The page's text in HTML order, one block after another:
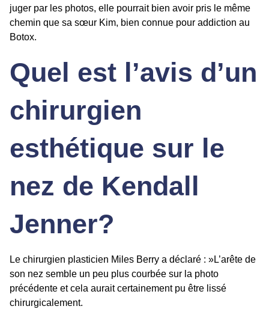
juger par les photos, elle pourrait bien avoir pris le même
chemin que sa sœur Kim, bien connue pour addiction au
Botox.
Quel est l’avis d’un
chirurgien
esthétique sur le
nez de Kendall
Jenner?
Le chirurgien plasticien Miles Berry a déclaré : »L’arête de
son nez semble un peu plus courbée sur la photo
précédente et cela aurait certainement pu être lissé
chirurgicalement.